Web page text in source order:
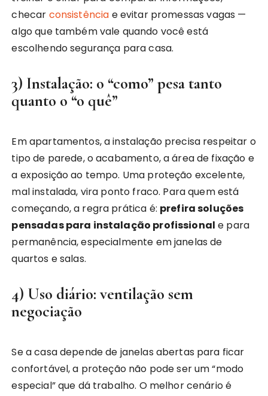
checar consistência e evitar promessas vagas —
algo que também vale quando você está
escolhendo segurança para casa.
3) Instalação: o “como” pesa tanto
quanto o “o quê”
Em apartamentos, a instalação precisa respeitar o
tipo de parede, o acabamento, a área de fixação e
a exposição ao tempo. Uma proteção excelente,
mal instalada, vira ponto fraco. Para quem está
começando, a regra prática é: prefira soluções
pensadas para instalação profissional e para
permanência, especialmente em janelas de
quartos e salas.
4) Uso diário: ventilação sem
negociação
Se a casa depende de janelas abertas para ficar
confortável, a proteção não pode ser um “modo
especial” que dá trabalho. O melhor cenário é